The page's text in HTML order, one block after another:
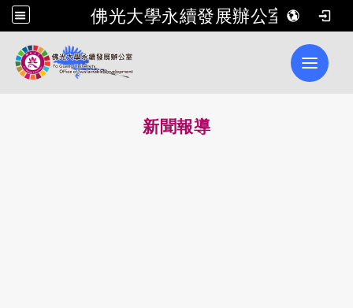
佛光大學永續發展辦公室
Toggle
新聞報導